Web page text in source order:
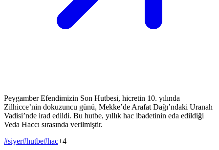
Peygamber Efendimizin Son Hutbesi, hicretin 10. yılında
Zilhicce’nin dokuzuncu günü, Mekke’de Arafat Dağı’ndaki Uranah
Vadisi’nde irad edildi. Bu hutbe, yıllık hac ibadetinin eda edildiği
Veda Haccı sırasında verilmiştir.
#siyer#hutbe#hac+4